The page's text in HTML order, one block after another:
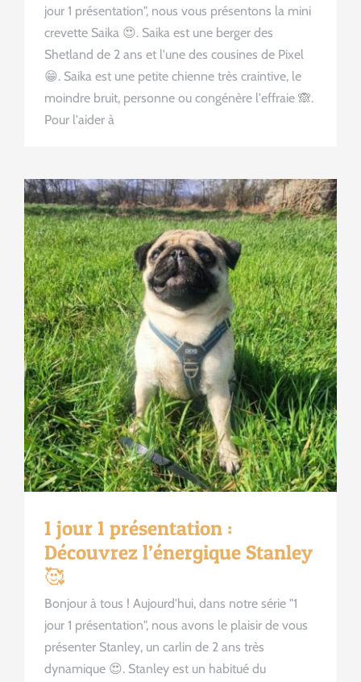
jour 1 présentation", nous vous présentons la mini
crevette Saika 😍. Saika est une berger des
Shetland de 2 ans et l'une des cousines de Pixel
😁. Saika est une petite chienne très craintive, le
moindre bruit, personne ou congénère l'effraie 🙈.
Pour l'aider à
1 jour 1 présentation :
Découvrez l’énergique Stanley
🥰
Bonjour à tous ! Aujourd'hui, dans notre série "1
jour 1 présentation", nous avons le plaisir de vous
présenter Stanley, un carlin de 2 ans très
dynamique 😍. Stanley est un habitué du